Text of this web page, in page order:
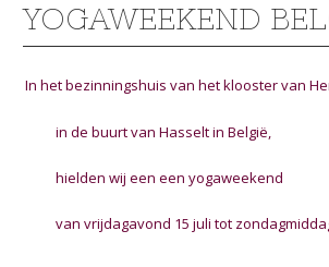
YOGAWEEKEND
In het bezinningshuis van het klooster van
in de buurt van Hasselt in België,
hielden wij een een yogaweekend
van vrijdagavond 15 juli tot